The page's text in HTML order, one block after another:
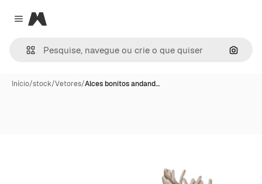
Close menu
Magnific
Início/stock/Vetores/Alces bonitos andand…